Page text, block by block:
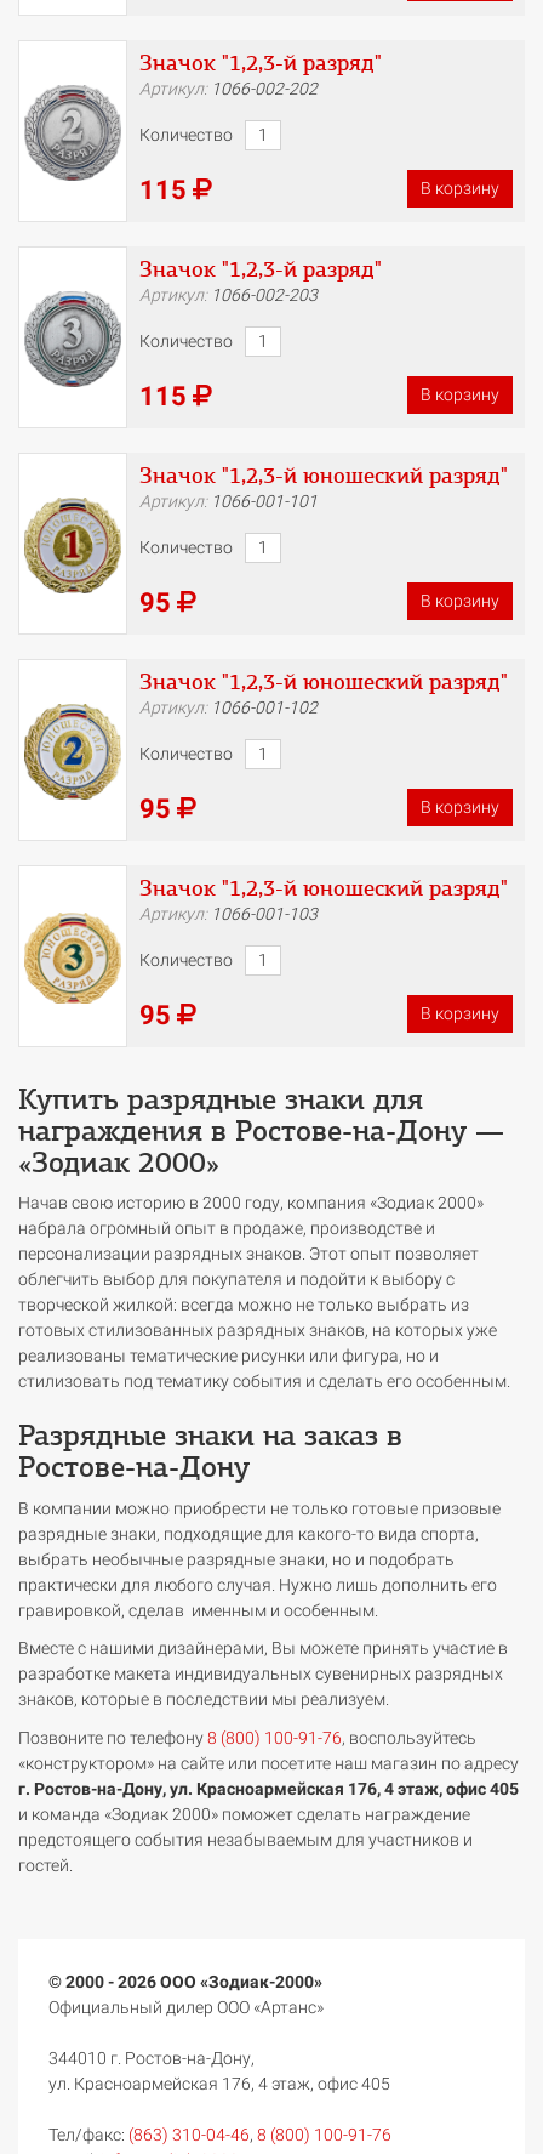
Значок "1,2,3-й разряд"
Артикул:1066-002-202
Количество
115 В корзину
Значок "1,2,3-й разряд"
Артикул:1066-002-203
Количество
115 В корзину
Значок "1,2,3-й юношеский разряд"
Артикул:1066-001-101
Количество
95 В корзину
Значок "1,2,3-й юношеский разряд"
Артикул:1066-001-102
Количество
95 В корзину
Значок "1,2,3-й юношеский разряд"
Артикул:1066-001-103
Количество
95 В корзину
Купить разрядные знаки для
награждения в Ростове-на-Дону —
«Зодиак 2000»
Начав свою историю в 2000 году, компания «Зодиак 2000»
набрала огромный опыт в продаже, производстве и
персонализации разрядных знаков. Этот опыт позволяет
облегчить выбор для покупателя и подойти к выбору с
творческой жилкой: всегда можно не только выбрать из
готовых стилизованных разрядных знаков, на которых уже
реализованы тематические рисунки или фигура, но и
стилизовать под тематику события и сделать его особенным.
Разрядные знаки на заказ в
Ростове-на-Дону
В компании можно приобрести не только готовые призовые
разрядные знаки, подходящие для какого-то вида спорта,
выбрать необычные разрядные знаки, но и подобрать
практически для любого случая. Нужно лишь дополнить его
гравировкой, сделав именным и особенным.
Вместе с нашими дизайнерами, Вы можете принять участие в
разработке макета индивидуальных сувенирных разрядных
знаков, которые в последствии мы реализуем.
Позвоните по телефону8 (800) 100-91-76, воспользуйтесь
«конструктором» на сайте или посетите наш магазин по адресу
г. Ростов-на-Дону, ул. Красноармейская 176, 4 этаж, офис 405
и команда «Зодиак 2000» поможет сделать награждение
предстоящего события незабываемым для участников и
гостей.
© 2000 - 2026 ООО «Зодиак-2000»
Официальный дилер ООО «Артанс»
344010 г. Ростов-на-Дону,
ул. Красноармейская 176, 4 этаж, офис 405
Тел/факс: (863) 310-04-46, 8 (800) 100-91-76